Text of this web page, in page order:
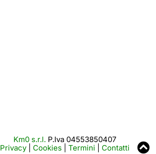
Km0 s.r.l. P.Iva 04553850407
Privacy
Cookies Termini Contatti